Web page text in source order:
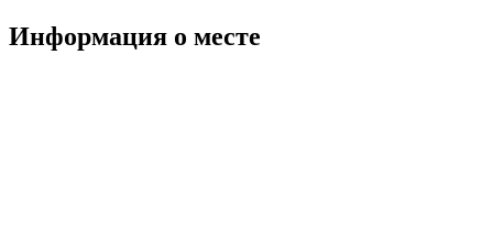
Информация о месте